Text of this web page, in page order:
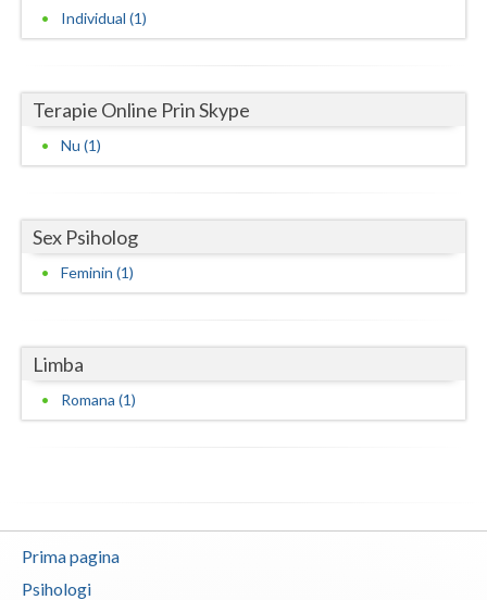
Satu-Mare
Suceava
Teleorman
Tulcea
Valcea
Vaslui
Vrancea
Individual (1)
Terapie Online Prin Skype
Nu (1)
Sex Psiholog
Feminin (1)
Limba
Romana (1)
Prima pagina
Psihologi